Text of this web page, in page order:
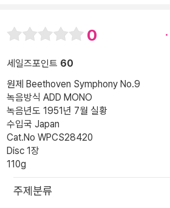
0
세일즈포인트 60
원제 Beethoven Symphony No.9
녹음방식 ADD MONO
녹음년도 1951년 7월 실황
수입국 Japan
Cat.No WPCS28420
Disc 1장
110g
주제분류